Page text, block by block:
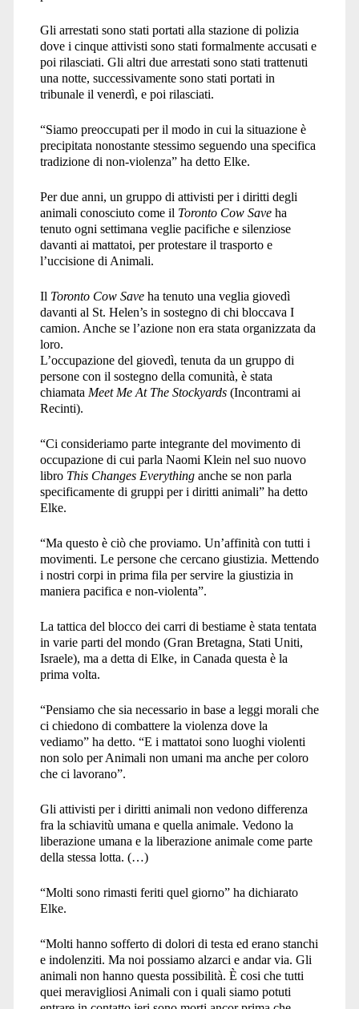
Gli arrestati sono stati portati alla stazione di polizia
dove i cinque attivisti sono stati formalmente accusati e
poi rilasciati. Gli altri due arrestati sono stati trattenuti
una notte, successivamente sono stati portati in
tribunale il venerdì, e poi rilasciati.
“Siamo preoccupati per il modo in cui la situazione è
precipitata nonostante stessimo seguendo una specifica
tradizione di non-violenza” ha detto Elke.
Per due anni, un gruppo di attivisti per i diritti degli
animali conosciuto come il Toronto Cow Saveha
tenuto ogni settimana veglie pacifiche e silenziose
davanti ai mattatoi, per protestare il trasporto e
l’uccisione di Animali.
Il Toronto Cow Saveha tenuto una veglia giovedì
davanti al St. Helen’s in sostegno di chi bloccava I
camion. Anche se l’azione non era stata organizzata da
loro.
L’occupazione del giovedì, tenuta da un gruppo di
persone con il sostegno della comunità, è stata
chiamata Meet Me At The Stockyards(Incontrami ai
Recinti).
“Ci consideriamo parte integrante del movimento di
occupazione di cui parla Naomi Klein nel suo nuovo
libro This Changes Everythinganche se non parla
specificamente di gruppi per i diritti animali” ha detto
Elke.
“Ma questo è ciò che proviamo. Un’affinità con tutti i
movimenti. Le persone che cercano giustizia. Mettendo
i nostri corpi in prima fila per servire la giustizia in
maniera pacifica e non-violenta”.
La tattica del blocco dei carri di bestiame è stata tentata
in varie parti del mondo (Gran Bretagna, Stati Uniti,
Israele), ma a detta di Elke, in Canada questa è la
prima volta.
“Pensiamo che sia necessario in base a leggi morali che
ci chiedono di combattere la violenza dove la
vediamo” ha detto. “E i mattatoi sono luoghi violenti
non solo per Animali non umani ma anche per coloro
che ci lavorano”.
Gli attivisti per i diritti animali non vedono differenza
fra la schiavitù umana e quella animale. Vedono la
liberazione umana e la liberazione animale come parte
della stessa lotta. (…)
“Molti sono rimasti feriti quel giorno” ha dichiarato
Elke.
“Molti hanno sofferto di dolori di testa ed erano stanchi
e indolenziti. Ma noi possiamo alzarci e andar via. Gli
animali non hanno questa possibilità. È cosi che tutti
quei meravigliosi Animali con i quali siamo potuti